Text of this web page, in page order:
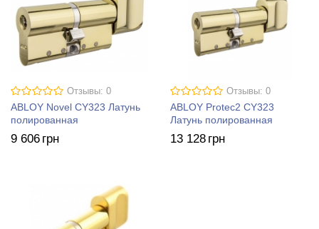
Отзывы: 0
ABLOY Novel CY323 Латунь
полированная
9 606 грн
Отзывы: 0
ABLOY Protec2 CY323
Латунь полированная
13 128 грн